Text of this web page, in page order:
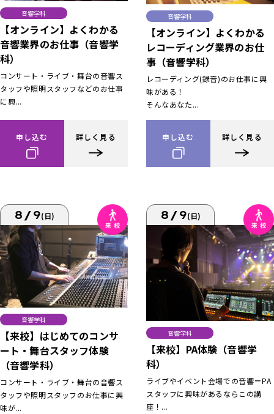
音響学科
【オンライン】よくわかる
音響業界のお仕事（音響学
科）
コンサート・ライブ・舞台の音響ス
タッフや照明スタッフなどのお仕事
に興...
申し込む 詳しく見る
音響学科
【オンライン】よくわかる
レコーディング業界のお仕
事（音響学科）
レコーディング(録音)のお仕事に興
味がある！
そんなあなた...
申し込む 詳しく見る
8/9(日)
音響学科
【来校】はじめてのコンサ
ート・舞台スタッフ体験
（音響学科）
コンサート・ライブ・舞台の音響ス
タッフや照明スタッフのお仕事に興
味が...
8/9(日)
音響学科
【来校】PA体験（音響学
科）
ライブやイベント会場での音響＝PA
スタッフに興味があるならこの講
座！...